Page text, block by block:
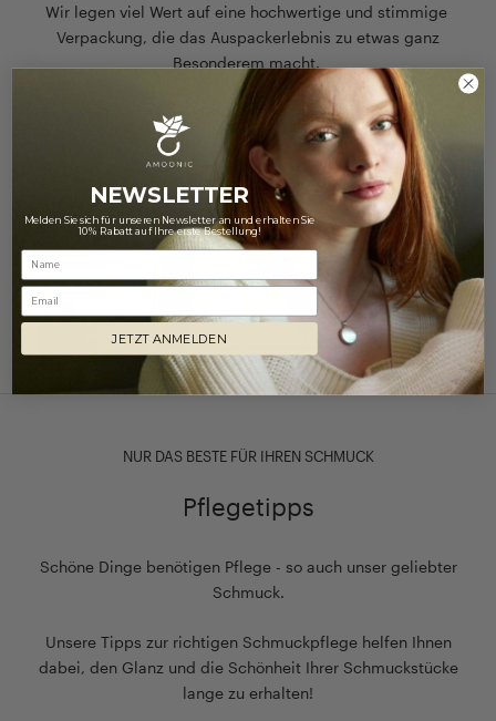
Wir legen viel Wert auf eine hochwertige und stimmige
Verpackung, die das Auspackerlebnis zu etwas ganz
Besonderem macht.
Zu unserer Verpackung
NUR DAS BESTE FÜR IHREN SCHMUCK
Pflegetipps
Schöne Dinge benötigen Pflege - so auch unser geliebter
Schmuck.
Unsere Tipps zur richtigen Schmuckpflege helfen Ihnen
dabei, den Glanz und die Schönheit Ihrer Schmuckstücke
lange zu erhalten!
NEWSLETTER
Melden Sie sich für unseren Newsletter an und erhalten Sie
10% Rabatt auf Ihre erste Bestellung!
Email
JETZT ANMELDEN